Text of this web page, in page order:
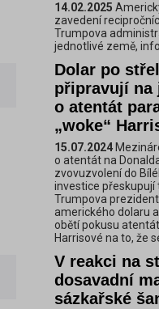
14.02.2025
zavedení
Trumpova
jednotlivé země,
Dolar po
připravují na
o atentát
„woke“
15.07.2024
o atentát na
zvovuzvolení do
investice přeskupují
Trumpova
amerického dolaru
obětí pokusu
Harrisové na to, že
V reakci na
dosavadní
sázkařské